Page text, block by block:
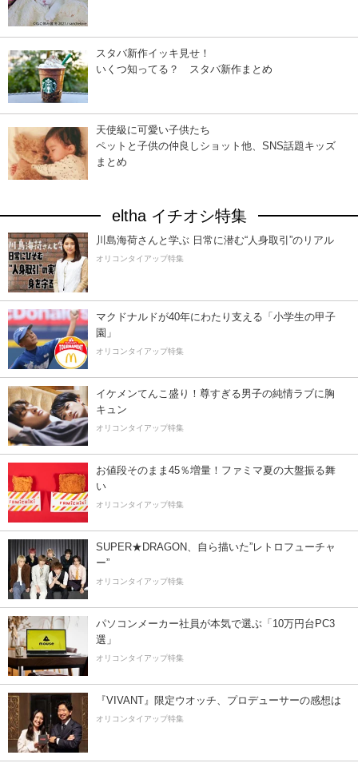
スタバ新作イッキ見せ！
いくつ知ってる？ スタバ新作まとめ
天使級に可愛い子供たち
ペットと子供の仲良しショット他、SNS話題キッズ
まとめ
eltha イチオシ特集
川島海荷さんと学ぶ 日常に潜む“人身取引”のリアル
オリコンタイアップ特集
マクドナルドが40年にわたり支える「小学生の甲子
園」
オリコンタイアップ特集
イケメンてんこ盛り！尊すぎる男子の純情ラブに胸
キュン
オリコンタイアップ特集
お値段そのまま45％増量！ファミマ夏の大盤振る舞
い
オリコンタイアップ特集
SUPER★DRAGON、自ら描いた”レトロフューチャ
ー”
オリコンタイアップ特集
パソコンメーカー社員が本気で選ぶ「10万円台PC3
選」
オリコンタイアップ特集
『VIVANT』限定ウオッチ、プロデューサーの感想は
オリコンタイアップ特集